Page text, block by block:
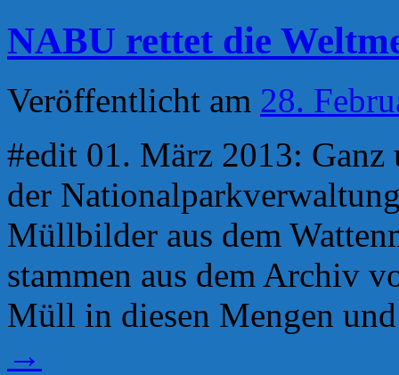
NABU rettet die
Veröffentlicht am 28.
#edit 01. März 2013: Ganz
der
Müllbilder aus dem
stammen aus dem Archiv
Müll in diesen Mengen
→